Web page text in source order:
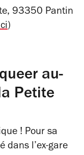
93350 Pantin
)
au-
Petite
! Pour sa
dans l’ex-gare